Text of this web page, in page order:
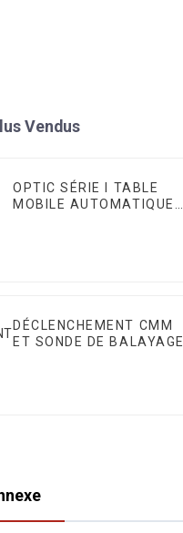
Vendus
OPTIC SÉRIE I TABLE
MOBILE AUTOMATIQUE
DÉCLENCHEMENT CMM
ET SONDE DE BALAYAGE